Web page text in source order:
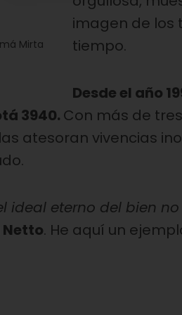
Mirta
imagen de los
tiempo.
Desde el año
3940. Con más de
atesoran vivencias
ideal eterno del bien no
Netto. He aquí un